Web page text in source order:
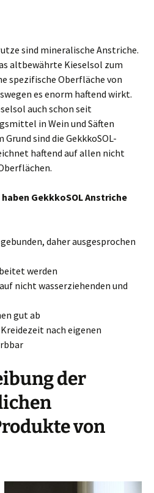
sind mineralische Anstriche.
altbewährte Kieselsol zum
spezifische Oberfläche von
es enorm haftend wirkt.
auch schon seit
in Wein und Säften
Grund sind die GekkkoSOL-
haftend auf allen nicht
GekkkoSOL Anstriche
daher ausgesprochen
werden
nicht wasserziehenden und
gut ab
nach eigenen
der
von